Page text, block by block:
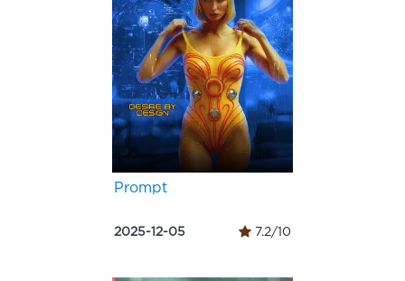
Prompt
2025-12-05 7.2/10